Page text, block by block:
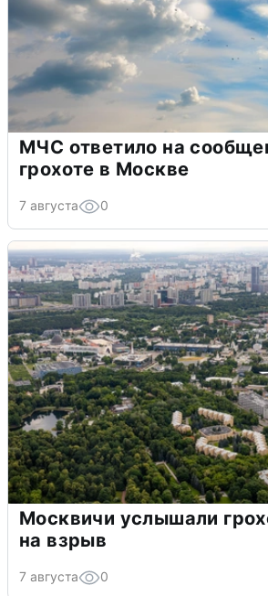
МЧС ответило на
грохоте в Москве
7 августа 0
Москвичи услышали
на взрыв
7 августа 0